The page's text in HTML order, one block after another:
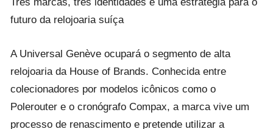
futuro da relojoaria suíça
A Universal Genève ocupará o segmento de alta
relojoaria da House of Brands. Conhecida entre
colecionadores por modelos icônicos como o
Polerouter e o cronógrafo Compax, a marca vive um
processo de renascimento e pretende utilizar a